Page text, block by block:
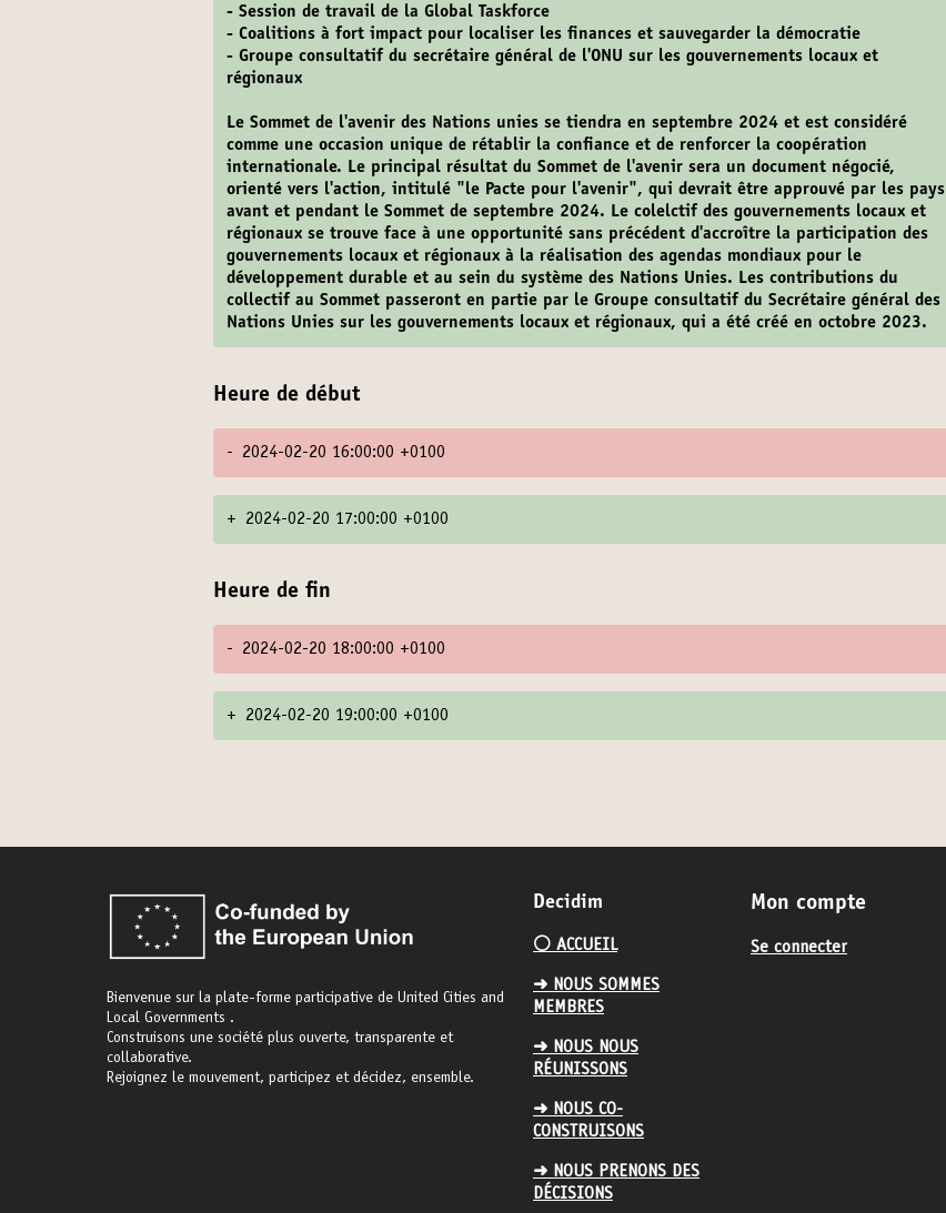
- Session de travail de la Global Taskforce
- Coalitions à fort impact pour localiser les finances et sauvegarder la démocratie
- Groupe consultatif du secrétaire général de l'ONU sur les gouvernements locaux et
régionaux
Le Sommet de l'avenir des Nations unies se tiendra en septembre 2024 et est considéré
comme une occasion unique de rétablir la confiance et de renforcer la coopération
internationale. Le principal résultat du Sommet de l'avenir sera un document négocié,
orienté vers l'action, intitulé "le Pacte pour l'avenir", qui devrait être approuvé par les pays
avant et pendant le Sommet de septembre 2024. Le colelctif des gouvernements locaux et
régionaux se trouve face à une opportunité sans précédent d'accroître la participation des
gouvernements locaux et régionaux à la réalisation des agendas mondiaux pour le
développement durable et au sein du système des Nations Unies. Les contributions du
collectif au Sommet passeront en partie par le Groupe consultatif du Secrétaire général des
Nations Unies sur les gouvernements locaux et régionaux, qui a été créé en octobre 2023.
Heure de début
- 2024-02-20 16:00:00 +0100
+ 2024-02-20 17:00:00 +0100
Heure de fin
- 2024-02-20 18:00:00 +0100
+ 2024-02-20 19:00:00 +0100
Bienvenue sur la plate-forme participative de United Cities and
Local Governments .
Construisons une société plus ouverte, transparente et
collaborative.
Rejoignez le mouvement, participez et décidez, ensemble.
Decidim
⚪️ ACCUEIL
➜ NOUS SOMMES
MEMBRES
➜ NOUS NOUS
RÉUNISSONS
➜ NOUS CO-
CONSTRUISONS
➜ NOUS PRENONS DES
DÉCISIONS
Mon compte
Se connecter